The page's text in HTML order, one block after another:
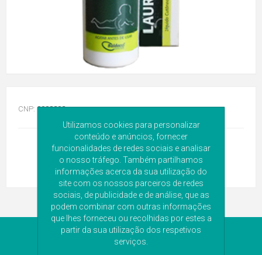
CNP: 9908202
NEWSLETTER
Utilizamos cookies para personalizar
conteúdo e anúncios, fornecer
funcionalidades de redes sociais e analisar
o nosso tráfego. Também partilhamos
informações acerca da sua utilização do
site com os nossos parceiros de redes
sociais, de publicidade e de análise, que as
podem combinar com outras informações
que lhes forneceu ou recolhidas por estes a
partir da sua utilização dos respetivos
serviços.